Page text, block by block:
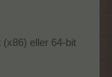
(x86) eller 64-bit